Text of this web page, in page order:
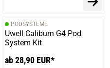
PODSYSTEME
Uwell Caliburn G4 Pod
System Kit
ab 28,90 EUR*